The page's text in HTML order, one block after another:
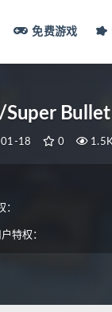
免费游戏
18 0
：
特权：